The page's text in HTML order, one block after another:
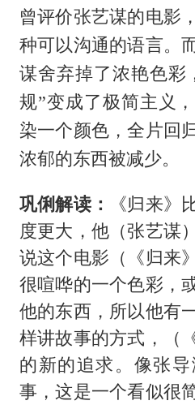
曾评价张艺谋的电影
种可以沟通的语言。
谋舍弃掉了浓艳色彩
规”变成了极简主义
染一个颜色，全片回
浓郁的东西被减少。
巩俐解读：
《归来》
度更大，他（张艺谋
说这个电影（《归来
很喧哗的一个色彩，
他的东西，所以他有
样讲故事的方式，（
的新的追求。像张
事，这是一个看似很